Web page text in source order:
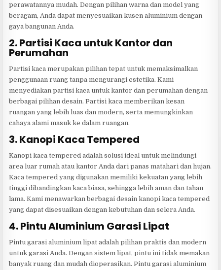
perawatannya mudah. Dengan pilihan warna dan model yang
beragam, Anda dapat menyesuaikan kusen aluminium dengan
gaya bangunan Anda.
2. Partisi Kaca untuk Kantor dan
Perumahan
Partisi kaca merupakan pilihan tepat untuk memaksimalkan
penggunaan ruang tanpa mengurangi estetika. Kami
menyediakan partisi kaca untuk kantor dan perumahan dengan
berbagai pilihan desain. Partisi kaca memberikan kesan
ruangan yang lebih luas dan modern, serta memungkinkan
cahaya alami masuk ke dalam ruangan.
3. Kanopi Kaca Tempered
Kanopi kaca tempered adalah solusi ideal untuk melindungi
area luar rumah atau kantor Anda dari panas matahari dan hujan.
Kaca tempered yang digunakan memiliki kekuatan yang lebih
tinggi dibandingkan kaca biasa, sehingga lebih aman dan tahan
lama. Kami menawarkan berbagai desain kanopi kaca tempered
yang dapat disesuaikan dengan kebutuhan dan selera Anda.
4. Pintu Aluminium Garasi Lipat
Pintu garasi aluminium lipat adalah pilihan praktis dan modern
untuk garasi Anda. Dengan sistem lipat, pintu ini tidak memakan
banyak ruang dan mudah dioperasikan. Pintu garasi aluminium